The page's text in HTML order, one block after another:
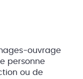
ouvrage
personne
ou de